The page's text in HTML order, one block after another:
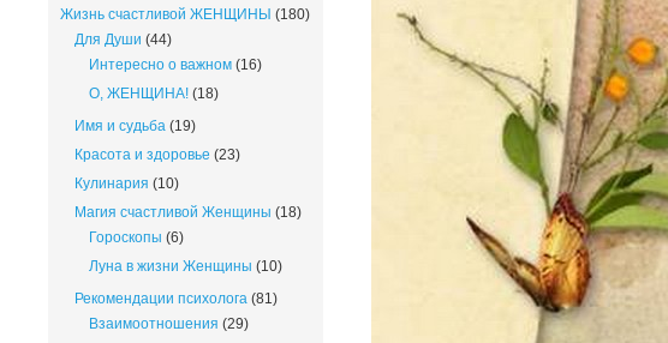
Жизнь счастливой ЖЕНЩИНЫ (180)
Для Души (44)
Интересно о важном(16)
О, ЖЕНЩИНА!(18)
Имя и судьба(19)
Красота и здоровье (23)
Кулинария (10)
Магия счастливой Женщины (18)
Гороскопы (6)
Луна в жизни Женщины (10)
Рекомендации психолога(81)
Взаимоотношения (29)